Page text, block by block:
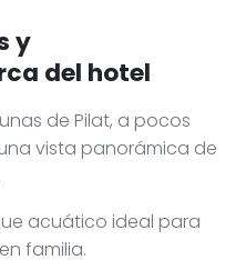
y
del hotel
de Pilat, a pocos
vista panorámica de
acuático ideal para
familia.